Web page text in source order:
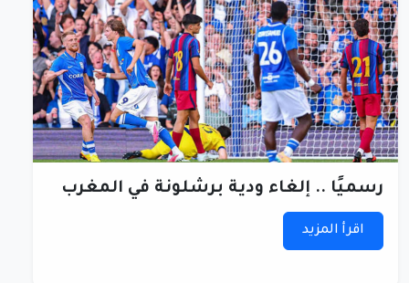
رسميًا .. إلغاء ودية برشلونة في المغرب
اقرأ المزيد